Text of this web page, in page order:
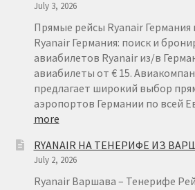
July 3, 2026
Прямые рейсы Ryanair Германия
Ryanair Германия: поиск и
авиабилетов Ryanair из/в
авиабилеты от € 15.
предлагает широкий выбор
аэропортов Германии по всей
more:
ГЕРМАНИЯ
ОТ
€
RYANAIR НА ТЕНЕРИФЕ ИЗ
July 2, 2026
Ryanair Варшава – Тенерифе